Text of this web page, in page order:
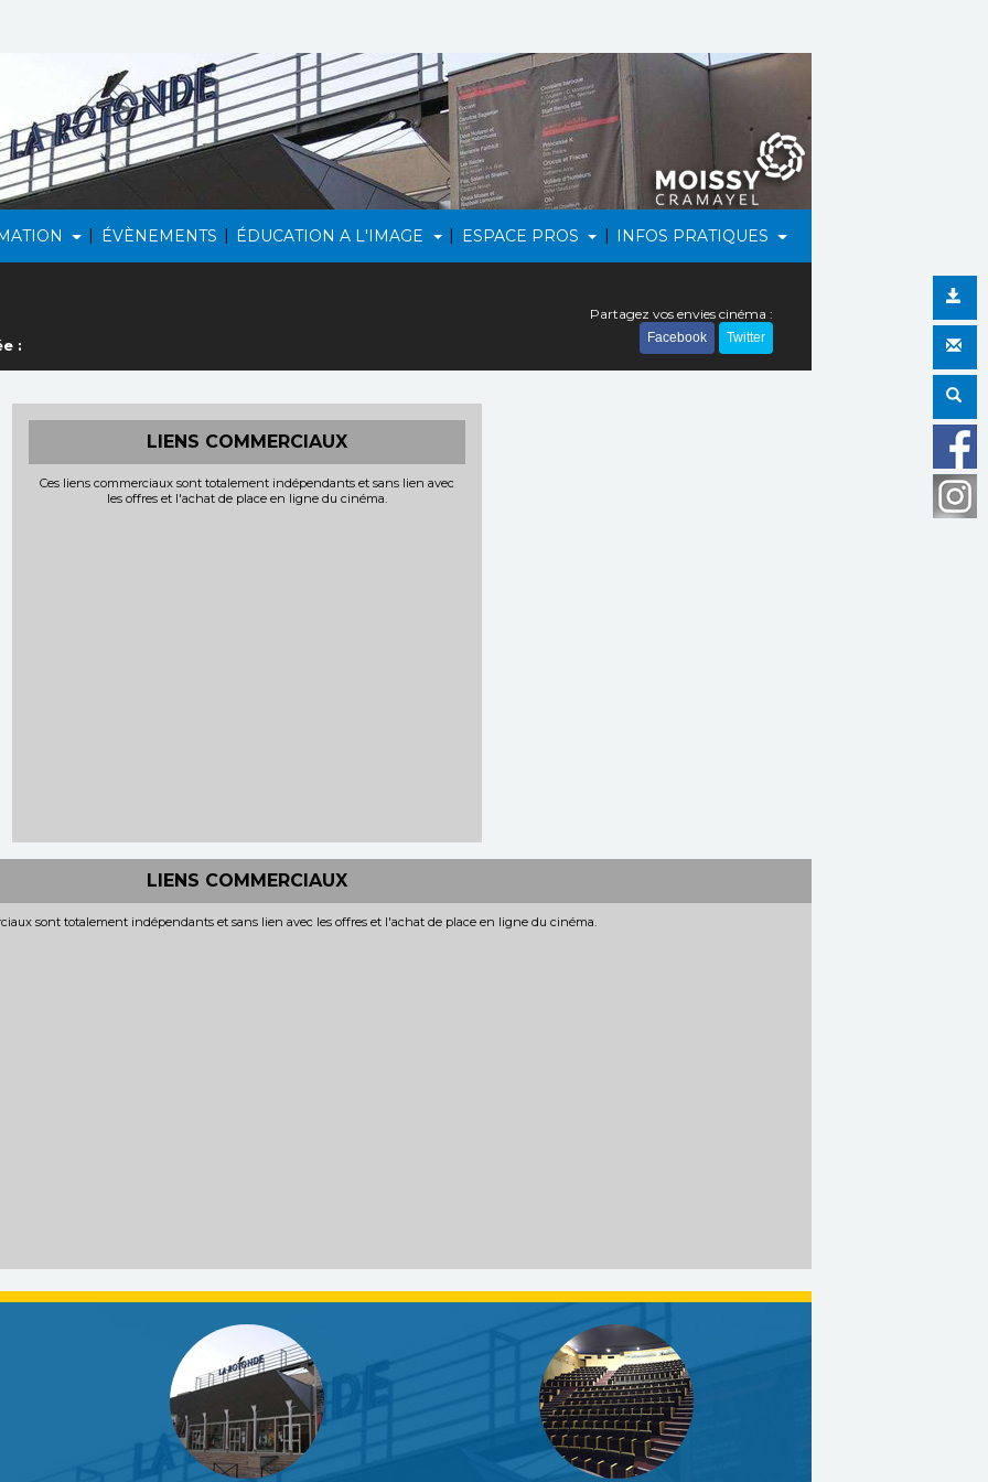
| ÉVÈNEMENTS | ÉDUCATION A L'IMAGE | ESPACE PROS | INFOS PRATIQUES
:
Partagez vos envies cinéma :
Facebook Twitter
LIENS COMMERCIAUX
Ces liens commerciaux sont totalement indépendants et sans lien avec
les offres et l'achat de place en ligne du cinéma.
LIENS COMMERCIAUX
sont totalement indépendants et sans lien avec les offres et l'achat de place en ligne du cinéma.